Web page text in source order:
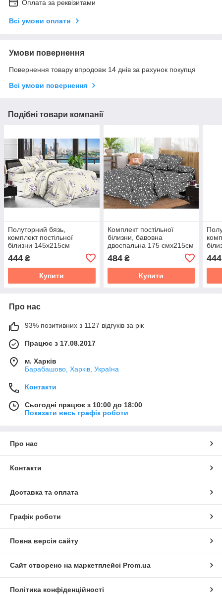
Оплата за реквізитами
Всі умови оплати
Умови повернення
Повернення товару впродовж 14 днів за рахунок покупця
Всі умови повернення
Подібні товари компанії
Полуторний бязь,
комплект постільної
білизни 145х215см
444 ₴
Купити
Комплект постільної
білизни, бавовна
двоспальна 175 смх215см
484₴
Купити
444
Про нас
93% позитивних з 1127 відгуків за рік
Працює з 17.08.2017
м. Харків
Барабашово, Харків, Україна
Контакти
Сьогодні працює з 10:00 до 18:00
Показати весь графік роботи
Про нас
Контакти
Доставка та оплата
Графік роботи
Повна версія сайту
Сайт створено на маркетплейсі Prom.ua
Політика конфіденційності